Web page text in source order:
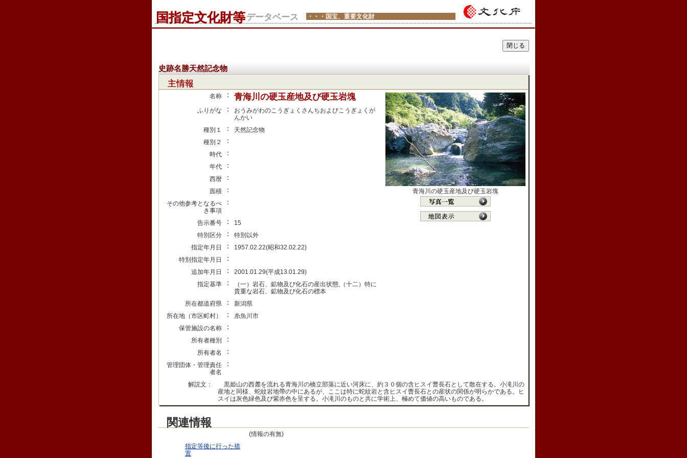
国指定文化財等データベース ・・・国宝、重要文化財
史跡名勝天然記念物
主情報
名称 ： 青海川の硬玉産地及び硬玉岩塊
ふりがな ：
おうみがわのこうぎょくさんちおよびこうぎょくが
んかい
種別１
：
天然記念物
種別２
：
時代 ：
年代 ：
西暦 ：
面積 ：
その他参考となるべ
き事項
：
告示番号 ：
15
特別区分
：
特別以外
指定年月日
：
1957.02.22(昭和32.02.22)
特別指定年月日
：
追加年月日 ：
2001.01.29(平成13.01.29)
指定基準
：
（一）岩石、鉱物及び化石の産出状態,（十二）特に
貴重な岩石、鉱物及び化石の標本
所在都道府県
：
新潟県
所在地（市区町村）
：
糸魚川市
保管施設の名称
：
所有者種別 ：
所有者名 ：
管理団体・管理責任
者名
：
青海川の硬玉産地及び硬玉岩塊
解説文：
黒姫山の西麓を流れる青海川の橋立部落に近い河床に、約３０個の含ヒスイ曹長石として散在する。小滝川の
産地と同様、蛇紋岩地帶の中にあるが、ここは特に蛇紋岩と含ヒスイ曹長石との産状の関係が明らかである。ヒ
スイは灰色緑色及び紫赤色を呈する。小滝川のものと共に学術上、極めて価値の高いものである。
関連情報
(情報の有無)
指定等後に行った措
置